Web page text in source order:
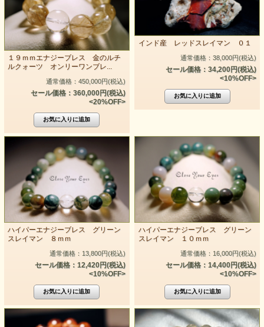
１９ｍｍエナジーブレス 金のルチ
ルクォーツ オンリーワンブレ...
通常価格：450,000円(税込)
セール価格：360,000円(税込)
<20%OFF>
インド産 レッドスレイマン ０１
通常価格：38,000円(税込)
セール価格：34,200円(税込)
<10%OFF>
ハイパーエナジーブレス グリーン
スレイマン ８ｍｍ
通常価格：13,800円(税込)
セール価格：12,420円(税込)
<10%OFF>
ハイパーエナジーブレス グリーン
スレイマン １０ｍｍ
通常価格：16,000円(税込)
セール価格：14,400円(税込)
<10%OFF>